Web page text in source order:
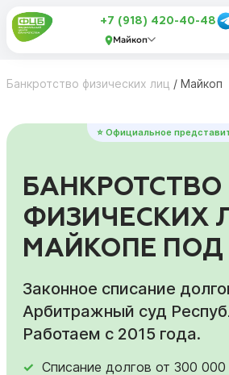
+7 (918) 420-40-48
Майкоп
Банкротство физических лиц / Майкоп
⭐ Официальное
БАНКРОТСТВО
ФИЗИЧЕСКИХ
МАЙКОПЕ
Законное списание
Арбитражный суд
Работаем с 2015 года.
Списание долгов от 300 000